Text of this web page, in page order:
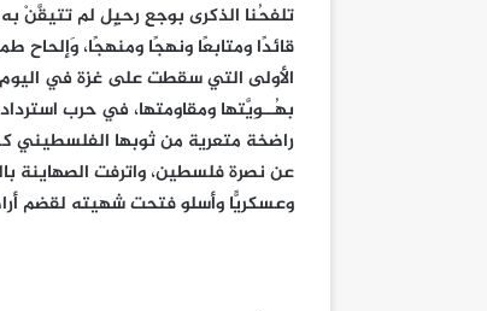
تلفحُنا الذكرى بوجعِ رحيٍل لم تتيقَّنْ
قائدًا ومتابعًا ونهجًا ومنهجًا، وَإلحاح
الأولى التي سقطت على غزة في
بهُــوِيَّتها ومقاومتها، في حرب
راضخة متعرية من ثوبها الفلسطيني
عن نصرة فلسطين، واترفت
وعسكريًّا وأسلو فتحت شهيته لقضم